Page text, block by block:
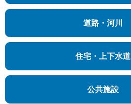
道路・河川
住宅・上下水道
公共施設